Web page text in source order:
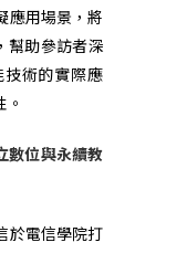
應用場景，將
幫助參訪者深
術的實際應
數位與永續教
於電信學院打